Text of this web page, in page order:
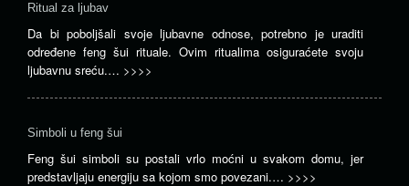
Ritual za ljubav
Da bi poboljšali svoje ljubavne odnose, potrebno je uraditi
određene feng šui rituale. Ovim ritualima osiguraćete svoju
ljubavnu sreću.… >>>>
Simboli u feng šui
Feng šui simboli su postali vrlo moćni u svakom domu, jer
predstavljaju energiju sa kojom smo povezani.… >>>>